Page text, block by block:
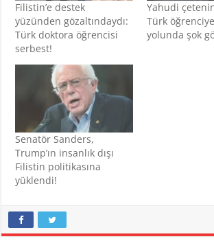
Filistin’e destek
yüzünden gözaltındaydı:
Türk doktora öğrencisi
serbest!
Yahudi
Türk
yolunda şok
Senatör Sanders,
Trump’ın insanlık dışı
Filistin politikasına
yüklendi!